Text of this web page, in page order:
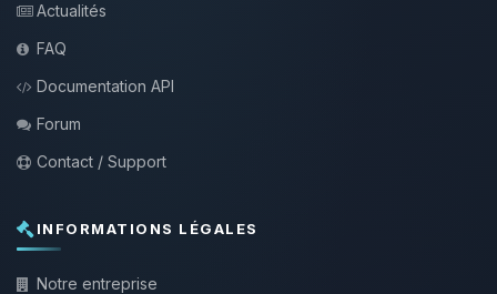
Actualités
FAQ
Documentation API
Forum
Contact / Support
INFORMATIONS LÉGALES
Notre entreprise